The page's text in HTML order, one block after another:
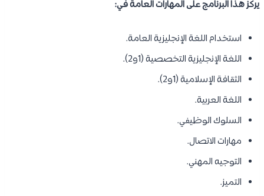
يركز هذا البرنامج على المهارات العامة في:
استخدام اللغة الإنجليزية العامة.
اللغة الإنجليزية التخصصية (1و2).
الثقافة الإسلامية (1و2).
اللغة العربية.
السلوك الوظيفي.
مهارات الاتصال.
التوجيه المهني.
التميز.